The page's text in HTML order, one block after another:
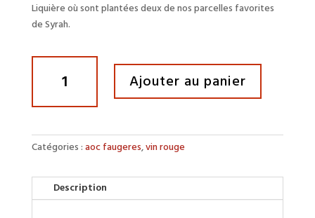
Liquière où sont plantées deux de nos parcelles favorites
de Syrah.
Ajouter au panier
Catégories : aoc faugeres,vin rouge
Description